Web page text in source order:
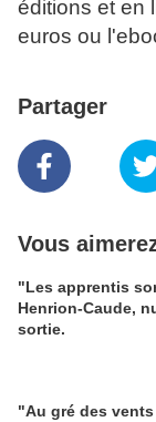
éditions et en
euros ou
Partager
Vous
"Les apprentis
Henrion-Caude,
sortie.
"Au gré des